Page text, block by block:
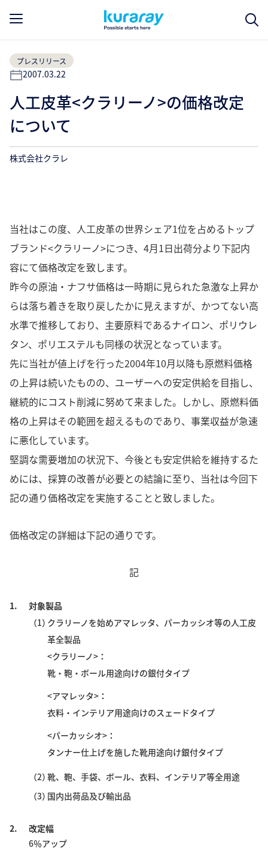
プレスリリース
2007.03.22
人工皮革<クラリーノ>の価格改定
について
株式会社クラレ
当社はこの度、人工皮革の世界シェア1位を占めるトップ
ブランド<クラリーノ>につき、4月1日出荷分より下記内
容にて価格改定を致します。
昨今の原油・ナフサ価格は一時期に見られた急激な上昇か
らは落ち着きを取り戻したかに見えますが、かつてない高
水準で推移しており、主要原料であるナイロン、ポリウレ
タン、ポリエステルも同様の状況となっています。
先に当社が値上げを行った2004年10月以降も原燃料価格
の上昇は続いたものの、ユーザーへの安定供給を目指し、
継続的にコスト削減に努めて来ました。しかし、原燃料価
格の上昇はその範囲を超えるものであり、事業収益が急速
に悪化しています。
堅調な需要増加の状況下、今後とも安定供給を維持するた
めには、採算の改善が必要との結論に至り、当社は今回下
記の通り価格改定を実施することと致しました。
価格改定の詳細は下記の通りです。
記
1.
対象製品
（1）クラリーノを始めアマレッタ、パーカッシオ等の人工皮
革全製品
<クラリーノ>
靴・鞄・ボール用途向けの銀付タイプ
<アマレッタ>
衣料・インテリア用途向けのスェードタイプ
<パーカッシオ>
タンナー仕上げを施した靴用途向け銀付タイプ
（2）靴、鞄、手袋、ボール、衣料、インテリア等全用途
（3）国内出荷品及び輸出品
2.
改定幅
6％アップ